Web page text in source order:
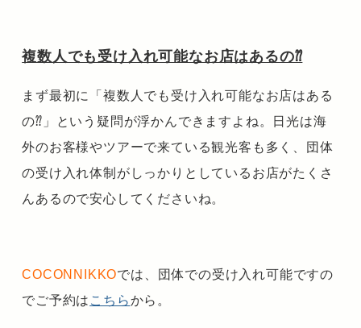
複数人でも受け入れ可能なお店はあるの⁇
まず最初に「複数人でも受け入れ可能なお店はある
の⁇」という疑問が浮かんできますよね。日光は海
外のお客様やツアーで来ている観光客も多く、団体
の受け入れ体制がしっかりとしているお店がたくさ
んあるので安心してくださいね。
COCONNIKKOでは、団体での受け入れ可能ですの
でご予約は こちらから。